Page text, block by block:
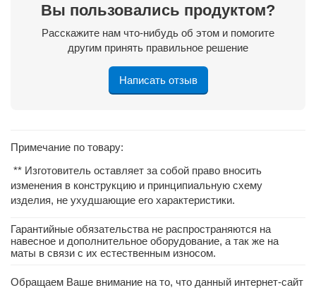
Вы пользовались продуктом?
Расскажите нам что-нибудь об этом и помогите
другим принять правильное решение
Написать отзыв
Примечание по товару:
** Изготовитель оставляет за собой право вносить
изменения в конструкцию и принципиальную схему
изделия, не ухудшающие его характеристики.
Гарантийные обязательства не распространяются на
навесное и дополнительное оборудование, а так же на
маты в связи с их естественным износом.
Обращаем Ваше внимание на то, что данный интернет-сайт